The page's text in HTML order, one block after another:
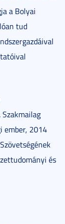
a Bolyai
tud
ember, 2014
és